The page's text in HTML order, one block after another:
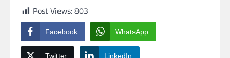
Post Views:803
Facebook WhatsApp
Twitter LinkedIn